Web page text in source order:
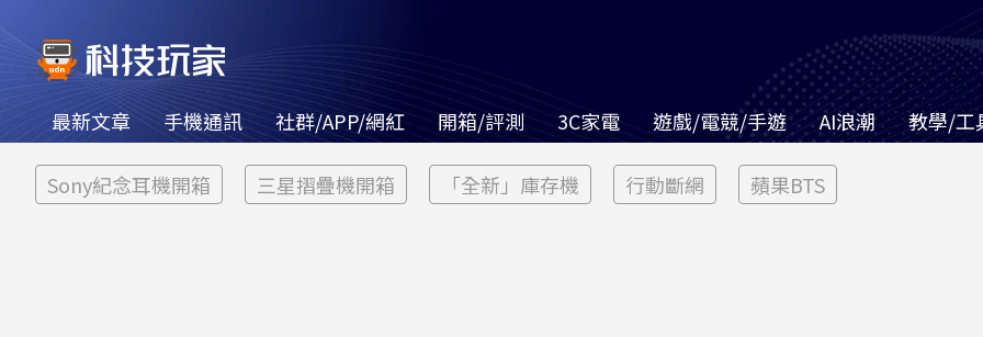
最新文章 手機通訊 社群/APP/網紅 開箱/評測 3C家電 遊戲/電競/手遊 AI浪潮 教學/工
Sony紀念耳機開箱 三星摺疊機開箱 「全新」庫存機 行動斷網 蘋果BTS